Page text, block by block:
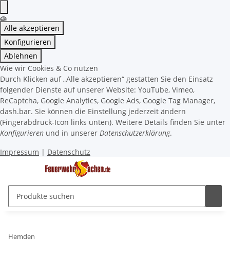
Alle akzeptieren
Konfigurieren
Ablehnen
Wie wir Cookies & Co nutzen
Durch Klicken auf „Alle akzeptieren“ gestatten Sie den Einsatz
folgender Dienste auf unserer Website: YouTube, Vimeo,
ReCaptcha, Google Analytics, Google Ads, Google Tag Manager,
dash.bar. Sie können die Einstellung jederzeit ändern
(Fingerabdruck-Icon links unten). Weitere Details finden Sie unter
Konfigurieren und in unserer Datenschutzerklärung.
Impressum | Datenschutz
Hemden